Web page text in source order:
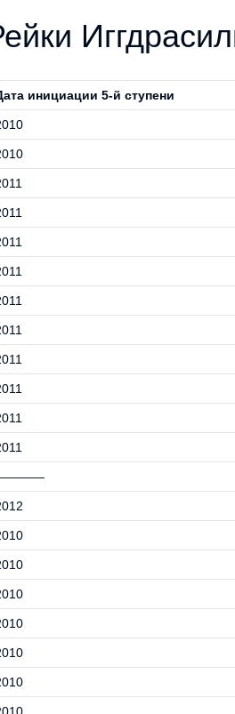
инициации 5-й ступени